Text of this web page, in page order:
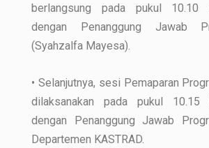
berlangsung pada pukul 10.10
dengan Penanggung Jawab
(Syahzalfa Mayesa).
• Selanjutnya, sesi Pemaparan
dilaksanakan pada pukul 10.15
dengan Penanggung Jawab
Departemen KASTRAD.